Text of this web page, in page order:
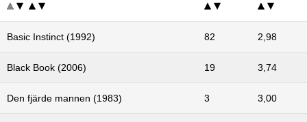
Basic Instinct (1992) 82 2,98
Black Book (2006) 19 3,74
Den fjärde mannen (1983) 3 3,00